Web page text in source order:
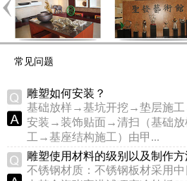
常见问题
雕塑如何安装？
基础放样→基坑开挖→垫层施
安装→装饰贴面→清扫（基础
工→基座结构施工）由甲...
雕塑使用材料的级别以及制作方
不锈钢材质：不锈钢板材采用